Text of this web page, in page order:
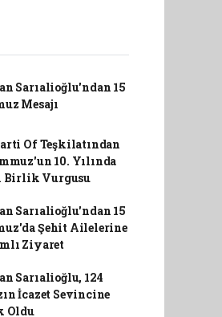
Sarıalioğlu'ndan 15
Mesajı
Of Teşkilatından
10. Yılında
Vurgusu
Sarıalioğlu'ndan 15
Şehit Ailelerine
Ziyaret
Sarıalioğlu, 124
İcazet Sevincine
Oldu